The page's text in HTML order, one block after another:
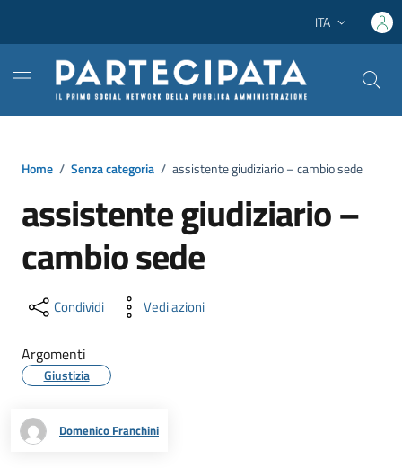
Lingua attiva:
ITA
Home / Senza categoria / assistente giudiziario – cambio sede
assistente giudiziario –
cambio sede
Condividi Vedi azioni
Argomenti
Giustizia
Domenico Franchini